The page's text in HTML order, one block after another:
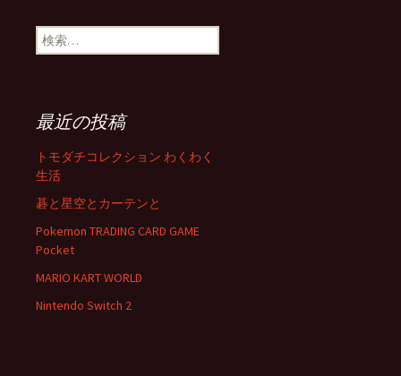
稿
ビ
ゲ
ー
シ
検
索:
最近の投稿
トモダチコレクション わくわく
生活
碁と星空とカーテンと
Pokemon TRADING CARD GAME
Pocket
MARIO KART WORLD
Nintendo Switch 2